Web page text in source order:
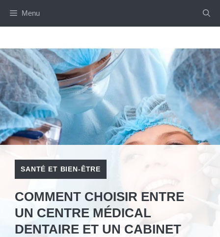
Menu
SANTÉ ET BIEN-ÊTRE
COMMENT CHOISIR ENTRE
UN CENTRE MÉDICAL
DENTAIRE ET UN CABINET